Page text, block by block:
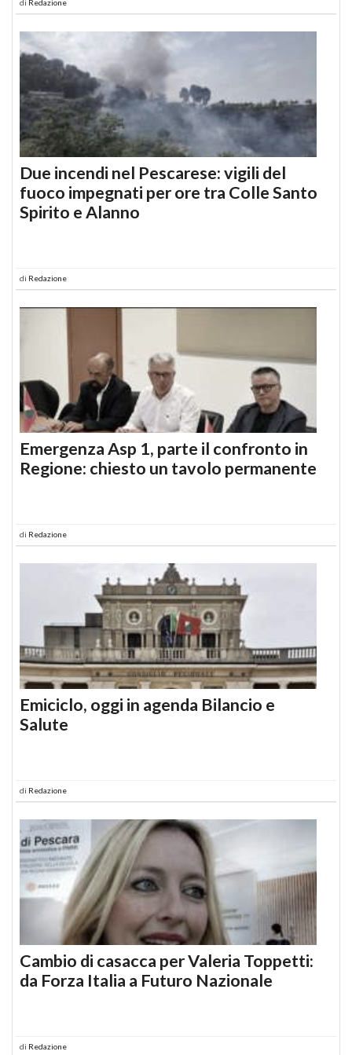
di Redazione
Due incendi nel Pescarese: vigili del
fuoco impegnati per ore tra Colle Santo
Spirito e Alanno
di Redazione
Emergenza Asp 1, parte il confronto in
Regione: chiesto un tavolo permanente
di Redazione
Emiciclo, oggi in agenda Bilancio e
Salute
di Redazione
Cambio di casacca per Valeria Toppetti:
da Forza Italia a Futuro Nazionale
di Redazione